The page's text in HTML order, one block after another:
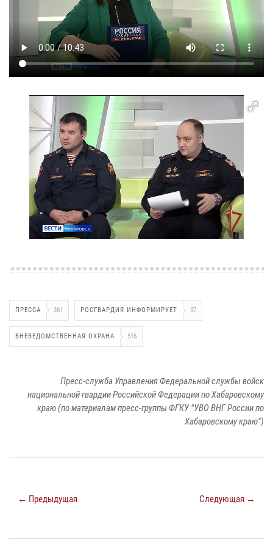
ПРЕССА 361 РОСГВАРДИЯ ИНФОРМИРУЕТ 37
ВНЕВЕДОМСТВЕННАЯ ОХРАНА 516
Пресс-служба Управления Федеральной службы войск
национальной гвардии Российской Федерации по Хабаровскому
краю (по материалам пресс-группы ФГКУ "УВО ВНГ России по
Хабаровскому краю")
← Предыдущая Следующая →